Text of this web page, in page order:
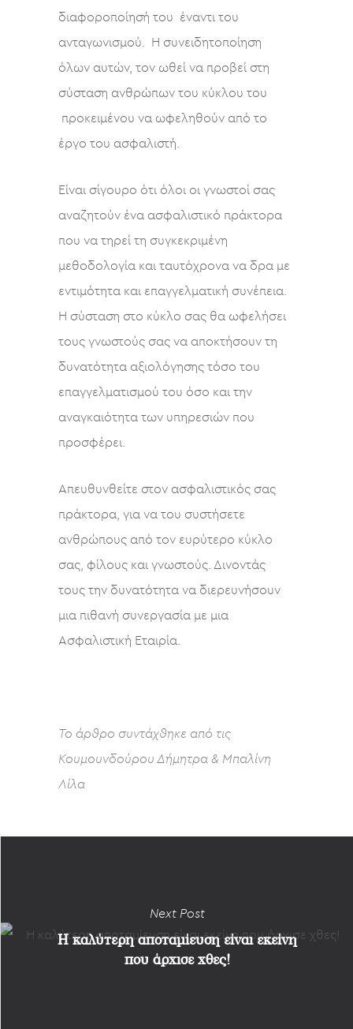
διαφοροποίησή του έναντι του
ανταγωνισμού. Η συνειδητοποίηση
όλων αυτών, τον ωθεί να προβεί στη
σύσταση ανθρώπων του κύκλου του
προκειμένου να ωφεληθούν από το
έργο του ασφαλιστή.
Είναι σίγουρο ότι όλοι οι γνωστοί σας
αναζητούν ένα ασφαλιστικό πράκτορα
που να τηρεί τη συγκεκριμένη
μεθοδολογία και ταυτόχρονα να δρα με
εντιμότητα και επαγγελματική συνέπεια.
Η σύσταση στο κύκλο σας θα ωφελήσει
τους γνωστούς σας να αποκτήσουν τη
δυνατότητα αξιολόγησης τόσο του
επαγγελματισμού του όσο και την
αναγκαιότητα των υπηρεσιών που
προσφέρει.
Απευθυνθείτε στον ασφαλιστικός σας
πράκτορα, για να του συστήσετε
ανθρώπους από τον ευρύτερο κύκλο
σας, φίλους και γνωστούς. Δινοντάς
τους την δυνατότητα να διερευνήσουν
μια πιθανή συνεργασία με μια
Ασφαλιστική Εταιρία.
Το άρθρο συντάχθηκε από τις
Κουμουνδούρου Δήμητρα & Μπαλίνη
Λίλα
Next Post
Η καλύτερη αποταμίευση είναι εκείνη
που άρχισε χθες!